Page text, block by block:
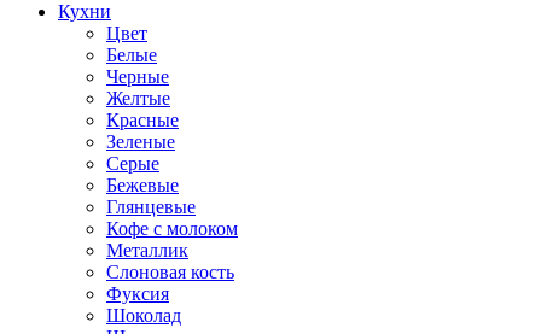
Кухни
Цвет
Белые
Черные
Желтые
Красные
Зеленые
Серые
Бежевые
Глянцевые
Кофе с молоком
Металлик
Слоновая кость
Фуксия
Шоколад